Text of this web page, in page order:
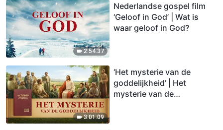
2:54:37
Nederlandse gospel film
‘Geloof in God’ | Wat is
waar geloof in God?
3:01:09
‘Het mysterie van de
goddelijkheid’ | Het
mysterie van de